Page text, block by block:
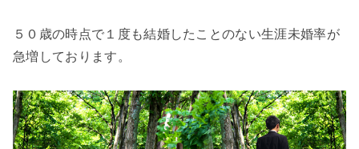
５０歳の時点で１度も結婚したことのない生涯未婚率が
急増しております。